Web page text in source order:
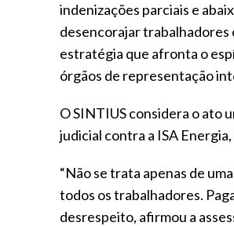
indenizações parciais e
desencorajar trabalhadores
estratégia que afronta o
órgãos de representação
O SINTIUS considera o ato
judicial contra a ISA
“Não se trata apenas de
todos os trabalhadores.
desrespeito, afirmou a